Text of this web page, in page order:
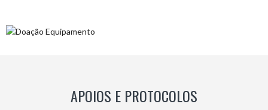
APOIOS E PROTOCOLOS